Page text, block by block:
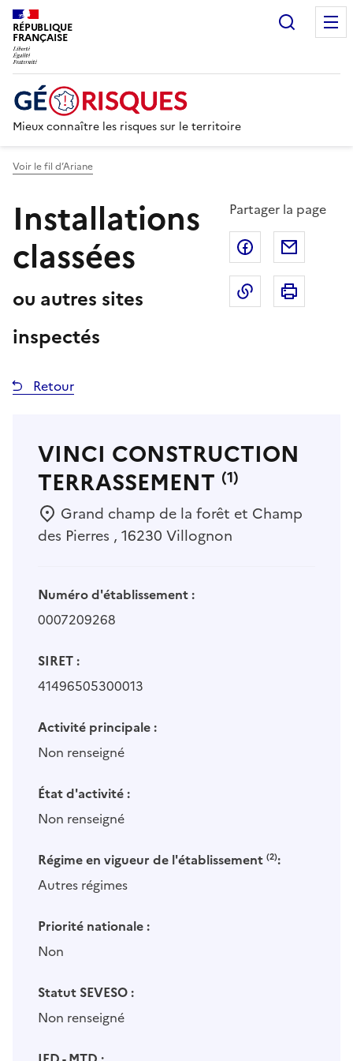
RÉPUBLIQUE
FRANÇAISE
Mieux connaître les risques sur le territoire
Voir le fil d’Ariane
Installations
classées
ou autres sites
inspectés
Partager la page
Partager sur
Copier dans
Retour
VINCI CONSTRUCTION
TERRASSEMENT (1)
Grand champ de la forêt et Champ
des Pierres , 16230 Villognon
Numéro d'établissement :
0007209268
SIRET :
41496505300013
Activité principale :
Non renseigné
État d'activité :
Non renseigné
Régime en vigueur de l'établissement (2):
Autres régimes
Priorité nationale :
Non
Statut SEVESO :
Non renseigné